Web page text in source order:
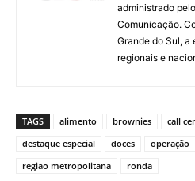
administrado
Comunicação.
Grande do Sul, a
regionais e
TAGS alimento brownies call
destaque especial
doces operação
regiao metropolitana
ronda